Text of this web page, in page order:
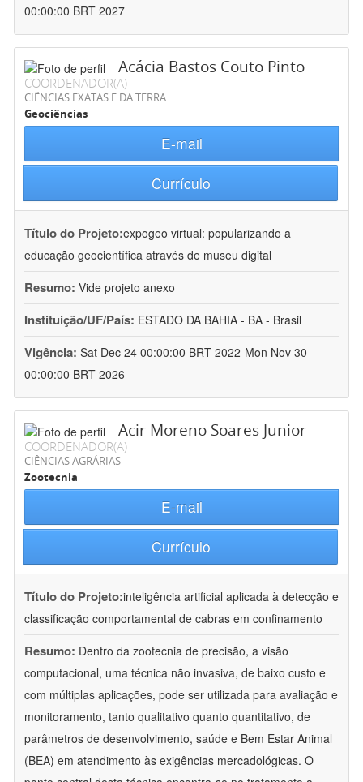
00:00:00 BRT 2027
Acácia Bastos Couto Pinto
COORDENADOR(A)
CIÊNCIAS EXATAS E DA TERRA
Geociências
E-mail
Currículo
Título do Projeto:expogeo virtual: popularizando a
educação geocientífica através de museu digital
Resumo: Vide projeto anexo
Instituição/UF/País: ESTADO DA BAHIA - BA - Brasil
Vigência: Sat Dec 24 00:00:00 BRT 2022-Mon Nov 30
00:00:00 BRT 2026
Acir Moreno Soares Junior
COORDENADOR(A)
CIÊNCIAS AGRÁRIAS
Zootecnia
E-mail
Currículo
Título do Projeto:inteligência artificial aplicada à detecção e
classificação comportamental de cabras em confinamento
Resumo: Dentro da zootecnia de precisão, a visão
computacional, uma técnica não invasiva, de baixo custo e
com múltiplas aplicações, pode ser utilizada para avaliação e
monitoramento, tanto qualitativo quanto quantitativo, de
parâmetros de desenvolvimento, saúde e Bem Estar Animal
(BEA) em atendimento às exigências mercadológicas. O